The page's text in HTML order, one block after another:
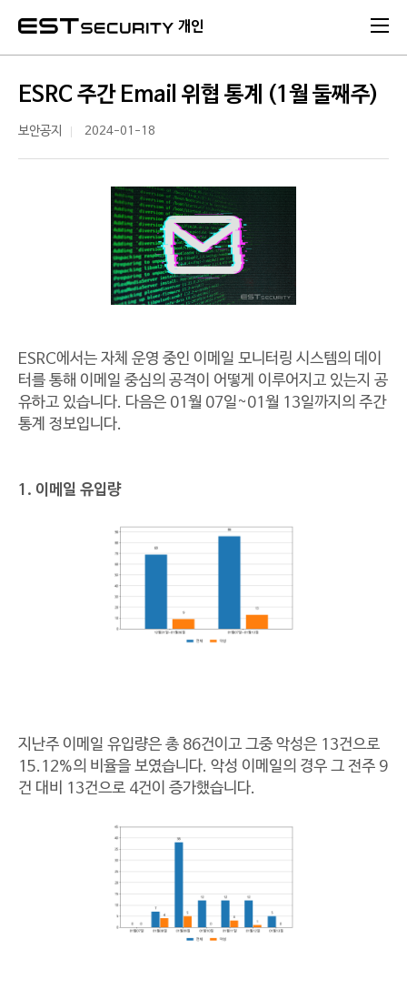
개인
ESRC 주간 Email 위협 통계 (1월 둘째주)
보안공지 2024-01-18
ESRC에서는 자체 운영 중인 이메일 모니터링 시스템의 데이
터를 통해 이메일 중심의 공격이 어떻게 이루어지고 있는지 공
유하고 있습니다. 다음은 01월 07일~01월 13일까지의 주간
통계 정보입니다.
1. 이메일 유입량
지난주 이메일 유입량은 총 86건이고 그중 악성은 13건으로
15.12%의 비율을 보였습니다. 악성 이메일의 경우 그 전주 9
건 대비 13건으로 4건이 증가했습니다.